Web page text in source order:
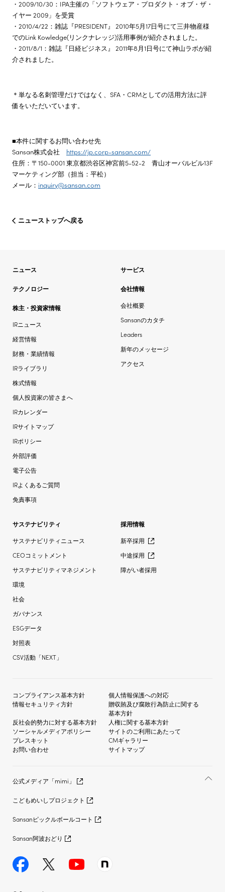
・2009/10/30：IPA主催の「ソフトウェア・プロダクト・オブ・ザ・
イヤー 2009」を受賞
・2010/4/22：雑誌『PRESIDENT』 2010年5月17日号にて三井物産様
でのLink Kowledge(リンクナレッジ)活用事例が紹介されました。
・2011/8/1：雑誌『日経ビジネス』 2011年8月1日号にて神山ラボが紹
介されました。
＊単なる名刺管理だけではなく、SFA・CRMとしての活用方法に評
価をいただいています。
■本件に関するお問い合わせ先
Sansan株式会社 https://jp.corp-sansan.com/
住所：〒150-0001 東京都渋谷区神宮前5-52-2 青山オーバルビル13F
マーケティング部（担当：平松）
メール： inquiry@sansan.com
ニューストップへ戻る
ニュース サービス
テクノロジー
会社情報
会社概要
Sansanのカタチ
Leaders
新年のメッセージ
アクセス
株主・投資家情報
IRニュース
経営情報
財務・業績情報
IRライブラリ
株式情報
個人投資家の皆さまへ
IRカレンダー
IRサイトマップ
IRポリシー
外部評価
電子公告
IRよくあるご質問
免責事項
サステナビリティ
サステナビリティニュース
CEOコミットメント
サステナビリティマネジメント
環境
社会
ガバナンス
ESGデータ
対照表
CSV活動「NEXT」
採用情報
新卒採用
中途採用
障がい者採用
コンプライアンス基本方針
個人情報保護への対応
情報セキュリティ方針
贈収賄及び腐敗行為防止に関する
基本方針
反社会的勢力に対する基本方針
人権に関する基本方針
ソーシャルメディアポリシー
サイトのご利用にあたって
プレスキット
CMギャラリー
お問い合わせ
サイトマップ
公式メディア「mimi」
こどもめいしプロジェクト
Sansanピックルボールコート
Sansan阿波おどり